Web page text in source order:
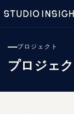
プロジェクト
プロジェ